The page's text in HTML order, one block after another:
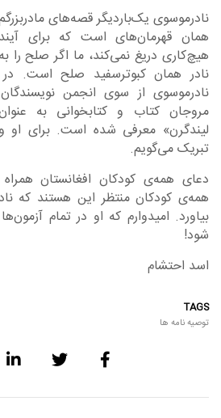
نادرموسوی یک‌باردیگر قصه‌های
همان قهرمان‌های است که برای
هیچ‌کاری دریغ نمی‌کند، ما اگر صلح را
نادر همان کبوترسفید صلح است.
نادرموسوی از سوی انجمن
مروجان کتاب و کتابخوانی به
لیندگرن» معرفی شده است. برای او
تبریک می‌گویم.
دعای همه‌ی کودکان افغانستان
همه‌ی‌ کودکان منتظر این هستند که
بیاورد. امیدوارم که او در تمام
شود!
اسد احتشام
TAGS
توصیه نامه ها